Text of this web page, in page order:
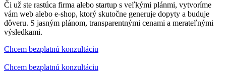
Či už ste rastúca firma alebo startup s veľkými plánmi, vytvoríme
vám web alebo e-shop, ktorý skutočne generuje dopyty a buduje
dôveru. S jasným plánom, transparentnými cenami a merateľnými
výsledkami.
Chcem bezplatnú konzultáciu
Chcem bezplatnú konzultáciu